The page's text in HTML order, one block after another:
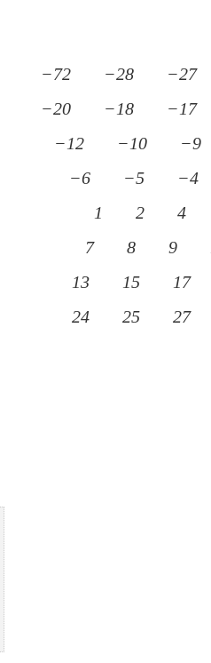
−72 −28 −27
−20
−18 −17
−12
−10 −9
−6
−5 −4
1
2 4
7
8 9
13
15 17
24
25 27